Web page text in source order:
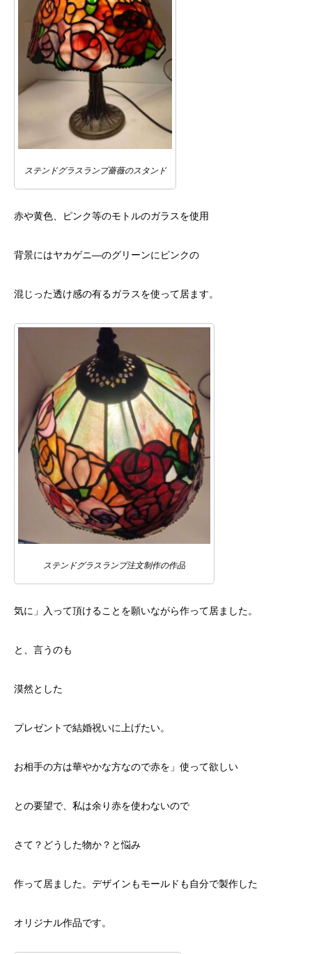
ステンドグラスランプ薔薇のスタンド
赤や黄色、ピンク等のモトルのガラスを使用
背景にはヤカゲニ―のグリーンにピンクの
混じった透け感の有るガラスを使って居ます。
ステンドグラスランプ注文制作の作品
気に」入って頂けることを願いながら作って居ました。
と、言うのも
漠然とした
プレゼントで結婚祝いに上げたい。
お相手の方は華やかな方なので赤を」使って欲しい
との要望で、私は余り赤を使わないので
さて？どうした物か？と悩み
作って居ました。デザインもモールドも自分で製作した
オリジナル作品です。